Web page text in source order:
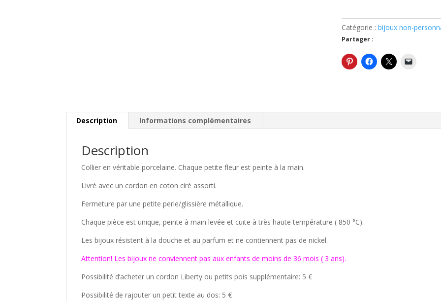
fleurs
ovale
Catégorie : bijoux non-
Partager :
Description Informations complémentaires
Description
Collier en véritable porcelaine. Chaque petite fleur est peinte à la main.
Livré avec un cordon en coton ciré assorti.
Fermeture par une petite perle/glissière métallique.
Chaque pièce est unique, peinte à main levée et cuite à très haute température ( 850 °C).
Les bijoux résistent à la douche et au parfum et ne contiennent pas de nickel.
Attention! Les bijoux ne conviennent pas aux enfants de moins de 36 mois ( 3 ans).
Possibilité d’acheter un cordon Liberty ou petits pois supplémentaire: 5 €
Possibilité de rajouter un petit texte au dos: 5 €